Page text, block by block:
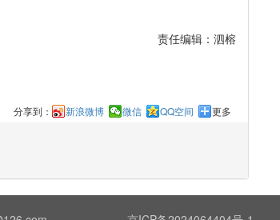
责任编辑： 泗榕
分享到： 新浪微博 微信 QQ空间 更多